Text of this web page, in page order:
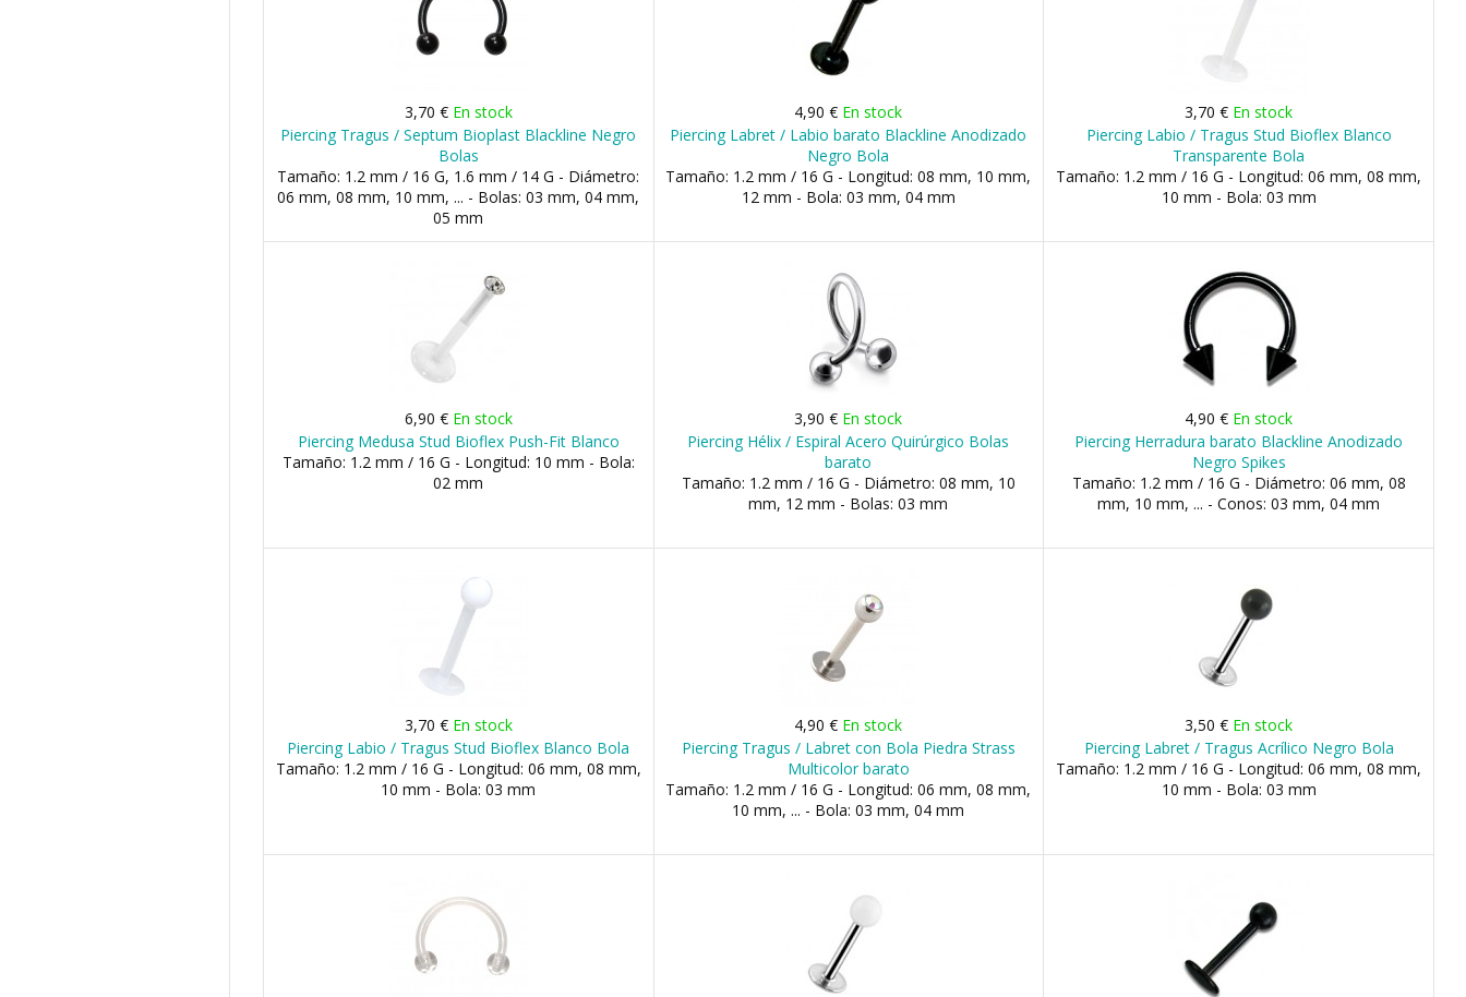
3,70 € En stock
Piercing Tragus / Septum Bioplast Blackline Negro
Bolas
Tamaño: 1.2 mm / 16 G, 1.6 mm / 14 G - Diámetro:
06 mm, 08 mm, 10 mm, ... - Bolas: 03 mm, 04 mm,
05 mm
4,90 € En stock
Piercing Labret / Labio barato Blackline Anodizado
Negro Bola
Tamaño: 1.2 mm / 16 G - Longitud: 08 mm, 10 mm,
12 mm - Bola: 03 mm, 04 mm
3,70 € En stock
Piercing Labio / Tragus Stud Bioflex Blanco
Transparente Bola
Tamaño: 1.2 mm / 16 G - Longitud: 06 mm, 08 mm,
10 mm - Bola: 03 mm
6,90 € En stock
Piercing Medusa Stud Bioflex Push-Fit Blanco
Tamaño: 1.2 mm / 16 G - Longitud: 10 mm - Bola:
02 mm
3,90 € En stock
Piercing Hélix / Espiral Acero Quirúrgico Bolas
barato
Tamaño: 1.2 mm / 16 G - Diámetro: 08 mm, 10
mm, 12 mm - Bolas: 03 mm
4,90 € En stock
Piercing Herradura barato Blackline Anodizado
Negro Spikes
Tamaño: 1.2 mm / 16 G - Diámetro: 06 mm, 08
mm, 10 mm, ... - Conos: 03 mm, 04 mm
3,70 € En stock
Piercing Labio / Tragus Stud Bioflex Blanco Bola
Tamaño: 1.2 mm / 16 G - Longitud: 06 mm, 08 mm,
10 mm - Bola: 03 mm
4,90 € En stock
Piercing Tragus / Labret con Bola Piedra Strass
Multicolor barato
Tamaño: 1.2 mm / 16 G - Longitud: 06 mm, 08 mm,
10 mm, ... - Bola: 03 mm, 04 mm
3,50 € En stock
Piercing Labret / Tragus Acrílico Negro Bola
Tamaño: 1.2 mm / 16 G - Longitud: 06 mm, 08 mm,
10 mm - Bola: 03 mm